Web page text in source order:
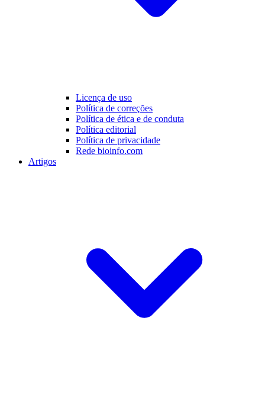
Licença de uso
Política de correções
Política de ética e de conduta
Política editorial
Política de privacidade
Rede bioinfo.com
Artigos